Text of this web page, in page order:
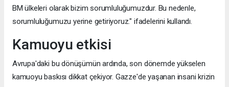
BM ülkeleri olarak bizim sorumluluğumuzdur. Bu nedenle,
sorumluluğumuzu yerine getiriyoruz." ifadelerini kullandı.
Kamuoyu etkisi
Avrupa'daki bu dönüşümün ardında, son dönemde yükselen
kamuoyu baskısı dikkat çekiyor. Gazze'de yaşanan insani krizin